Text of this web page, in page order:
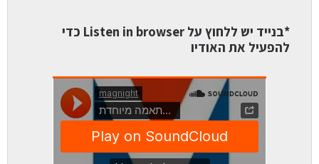
*בנייד יש ללחוץ על Listen in browser כדי
להפעיל את האודיו